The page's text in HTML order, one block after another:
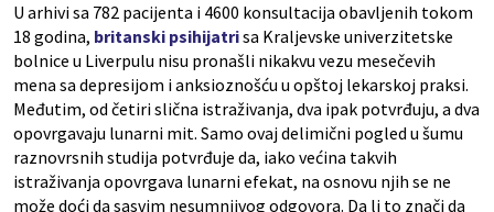
U arhivi sa 782 pacijenta i 4600 konsultacija obavljenih tokom
18 godina, britanski psihijatrisa Kraljevske univerzitetske
bolnice u Liverpulu nisu pronašli nikakvu vezu mesečevih
mena sa depresijom i anksioznošću u opštoj lekarskoj praksi.
Međutim, od četiri slična istraživanja, dva ipak potvrđuju, a dva
opovrgavaju lunarni mit. Samo ovaj delimični pogled u šumu
raznovrsnih studija potvrđuje da, iako većina takvih
istraživanja opovrgava lunarni efekat, na osnovu njih se ne
može doći da sasvim nesumnjivog odgovora. Da li to znači da